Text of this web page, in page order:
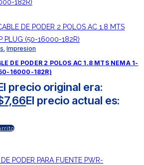
, Impresion
DE PODER 2 POLOS AC 1.8 MTS NEMA 1-
16000-182R)
precio original era:
7,66El precio actual es: